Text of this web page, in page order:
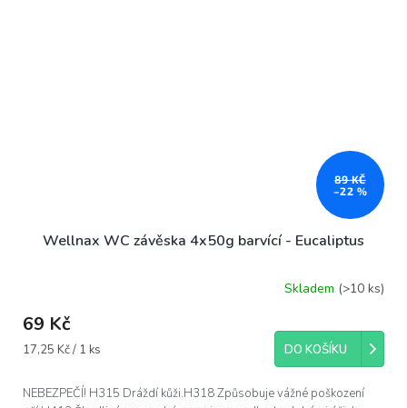
89 KČ
–22 %
Wellnax WC závěska 4x50g barvící - Eucaliptus
Skladem (>10 ks)
69 Kč
Měrná
17,25 Kč / 1 ks DO KOŠÍKU
NEBEZPEČÍ! H315 Dráždí kůži.H318 Způsobuje vážné poškození